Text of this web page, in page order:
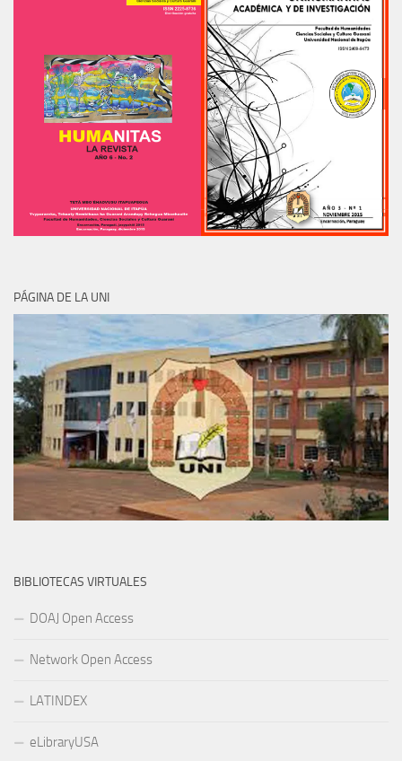
PÁGINA DE LA UNI
BIBLIOTECAS VIRTUALES
DOAJ Open Access
Network Open Access
LATINDEX
eLibraryUSA